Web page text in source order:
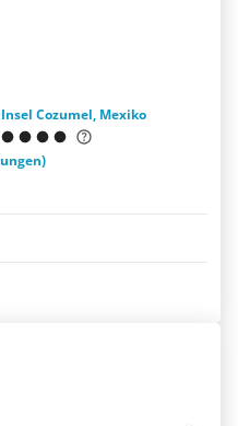
Cozumel, Mexiko